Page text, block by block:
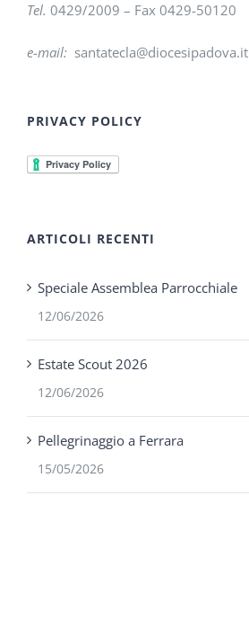
Tel. 0429/2009 – Fax 0429-50120
e-mail: santatecla@diocesipadova.it
PRIVACY POLICY
ARTICOLI RECENTI
Speciale Assemblea Parrocchiale
12/06/2026
Estate Scout 2026
12/06/2026
Pellegrinaggio a Ferrara
15/05/2026